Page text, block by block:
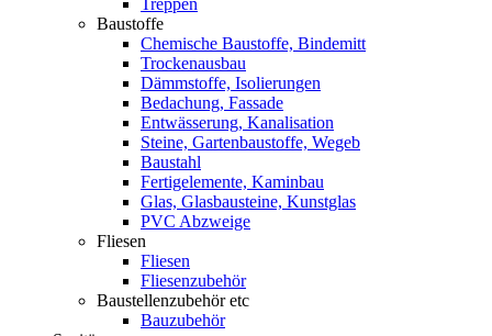
Treppen
Baustoffe
Chemische Baustoffe, Bindemitt
Trockenausbau
Dämmstoffe, Isolierungen
Bedachung, Fassade
Entwässerung, Kanalisation
Steine, Gartenbaustoffe, Wegeb
Baustahl
Fertigelemente, Kaminbau
Glas, Glasbausteine, Kunstglas
PVC Abzweige
Fliesen
Fliesen
Fliesenzubehör
Baustellenzubehör etc
Bauzubehör